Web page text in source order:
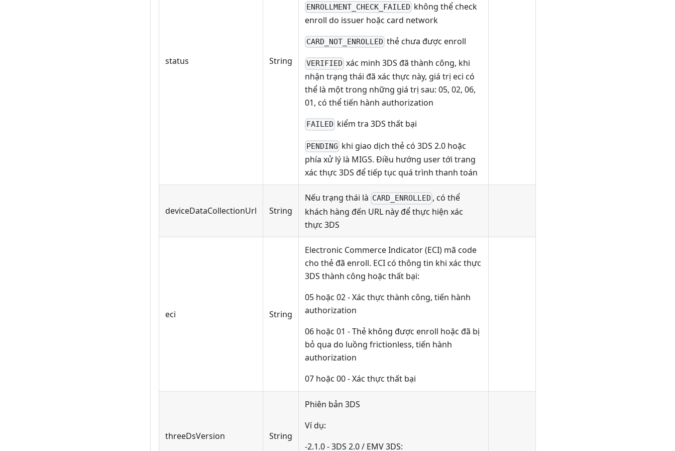
status String
ENROLLMENT_CHECK_FAILED không thể check
enroll do issuer hoặc card network
CARD_NOT_ENROLLED thẻ chưa được enroll
VERIFIED xác minh 3DS đã thành công, khi
nhận trạng thái đã xác thực này, giá trị eci có
thể là một trong những giá trị sau: 05, 02, 06,
01, có thể tiến hành authorization
FAILED kiểm tra 3DS thất bại
PENDING khi giao dịch thẻ có 3DS 2.0 hoặc
phía xử lý là MIGS. Điều hướng user tới trang
xác thực 3DS để tiếp tục quá trình thanh toán
deviceDataCollectionUrl String
Nếu trạng thái là CARD_ENROLLED , có thể
khách hàng đến URL này để thực hiện xác
thực 3DS
eci String
Electronic Commerce Indicator (ECI) mã code
cho thẻ đã enroll. ECI có thông tin khi xác thực
3DS thành công hoặc thất bại:
05 hoặc 02 - Xác thực thành công, tiến hành
authorization
06 hoặc 01 - Thẻ không được enroll hoặc đã bị
bỏ qua do luồng frictionless, tiến hành
authorization
07 hoặc 00 - Xác thực thất bại
threeDsVersion String
Phiên bản 3DS
Ví dụ:
-2.1.0 - 3DS 2.0 / EMV 3DS: